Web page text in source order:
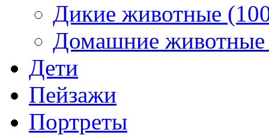
Дикие животные
Домашние
Дети
Пейзажи
Портреты